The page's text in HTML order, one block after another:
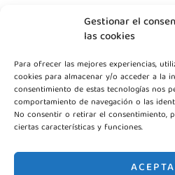
Gestionar el
las cookies
Para ofrecer las mejores experiencias,
cookies para almacenar y/o acceder a la
consentimiento de estas tecnologías nos
comportamiento de navegación o las
No consentir o retirar el consentimiento,
ciertas características y funciones.
C. Margarita Nelken, 12, Nave 2,
+34 915 916 113
+34 744 667 846
Contáctanos